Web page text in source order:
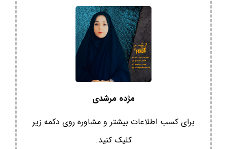
مژده مرشدی
برای کسب اطلاعات بیشتر و مشاوره روی دکمه زیر
کلیک کنید.